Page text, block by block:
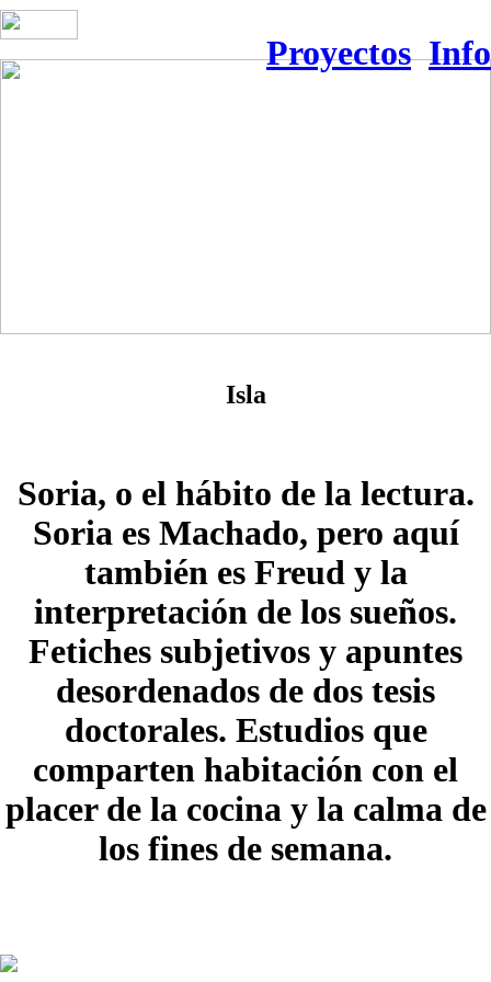
Proyectos Info
Isla
Soria, o el hábito de la lectura.
Soria es Machado, pero aquí
también es Freud y la
interpretación de los sueños.
Fetiches subjetivos y apuntes
desordenados de dos tesis
doctorales. Estudios que
comparten habitación con el
placer de la cocina y la calma de
los fines de semana.